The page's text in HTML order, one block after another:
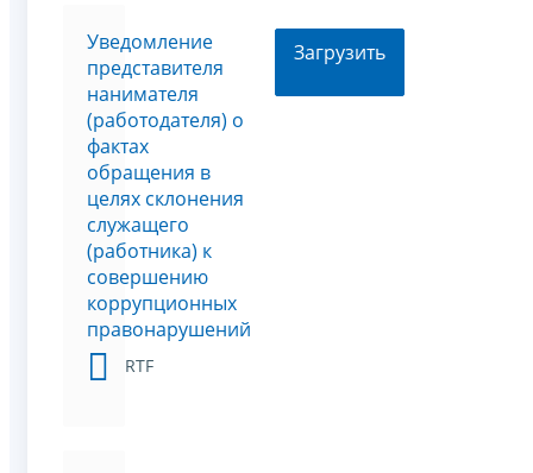
Уведомление
представителя
нанимателя
(работодателя) о
фактах
обращения в
целях склонения
служащего
(работника) к
совершению
коррупционных
правонарушений
RTF
Загрузить